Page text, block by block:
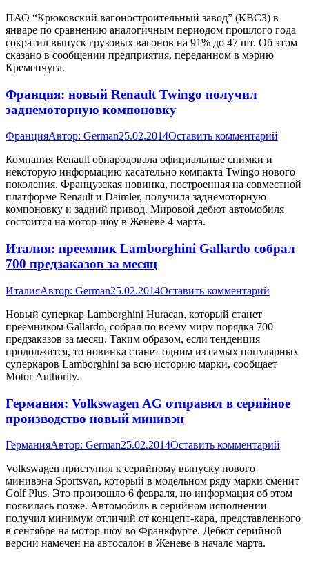
ПАО “Крюковский вагоностроительный завод” (КВСЗ) в
январе по сравнению аналогичным периодом прошлого года
сократил выпуск грузовых вагонов на 91% до 47 шт. Об этом
сказано в сообщении предприятия, переданном в мэрию
Кременчуга.
Франция: новый Renault Twingo получил
заднемоторную компоновку
ФранцияАвтор: German25.02.2014Оставить комментарий
Компания Renault обнародовала официальные снимки и
некоторую информацию касательно компакта Twingo нового
поколения. Французская новинка, построенная на совместной
платформе Renault и Daimler, получила заднемоторную
компоновку и задний привод. Мировой дебют автомобиля
состоится на мотор-шоу в Женеве 4 марта.
Италия: преемник Lamborghini Gallardo собрал
700 предзаказов за месяц
ИталияАвтор: German25.02.2014Оставить комментарий
Новый суперкар Lamborghini Huracan, который станет
преемником Gallardo, собрал по всему миру порядка 700
предзаказов за месяц. Таким образом, если тенденция
продолжится, то новинка станет одним из самых популярных
суперкаров Lamborghini за всю историю марки, сообщает
Мotor Аuthority.
Германия: Volkswagen AG отправил в серийное
производство новый минивэн
ГерманияАвтор: German25.02.2014Оставить комментарий
Volkswagen приступил к серийному выпуску нового
минивэна Sportsvan, который в модельном ряду марки сменит
Golf Plus. Это произошло 6 февраля, но информация об этом
появилась позже. Автомобиль в серийном исполнении
получил минимум отличий от концепт-кара, представленного
в сентябре на мотор-шоу во Франкфурте. Дебют серийной
версии намечен на автосалон в Женеве в начале марта.